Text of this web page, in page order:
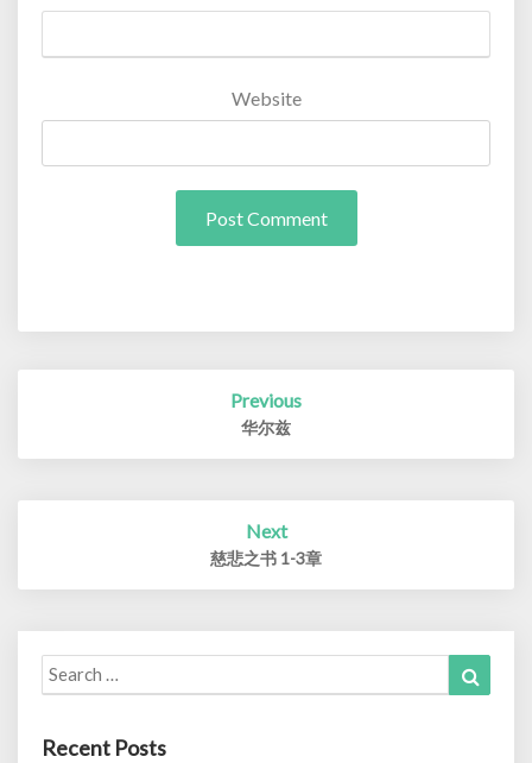
Website
Previous
华尔兹
Next
慈悲之书 1-3章
Search
for:
Recent Posts